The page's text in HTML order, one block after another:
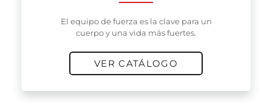
El equipo de fuerza es la clave para un
cuerpo y una vida más fuertes.
VER CATÁLOGO